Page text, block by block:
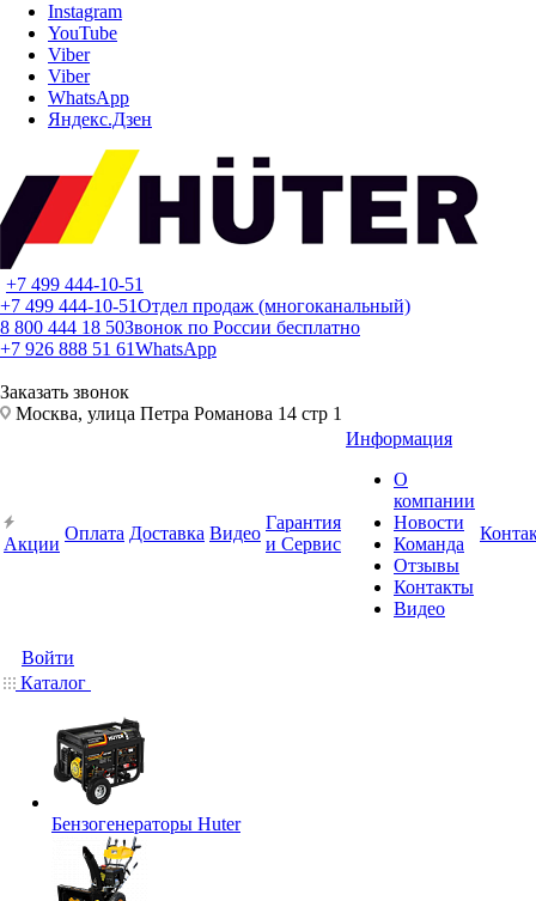
Instagram
YouTube
Viber
Viber
WhatsApp
Яндекс.Дзен
+7 499 444-10-51
+7 499 444-10-51Отдел продаж (многоканальный)
8 800 444 18 50Звонок по России бесплатно
+7 926 888 51 61WhatsApp
Заказать звонок
Москва, улица Петра Романова 14 стр 1
Акции
Оплата Доставка Видео
Гарантия
и Сервис
Информация
О
компании
Новости
Команда
Отзывы
Контакты
Видео
Войти
Каталог
Бензогенераторы Huter